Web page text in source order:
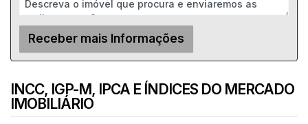
INCC, IGP-M, IPCA E ÍNDICES DO MERCADO
IMOBILIÁRIO